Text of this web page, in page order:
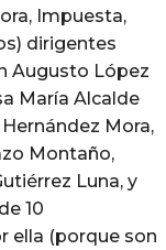
Impuesta,
dirigentes
Augusto López
María Alcalde
Mora,
Montaño,
Luna, y
10
ella (porque son